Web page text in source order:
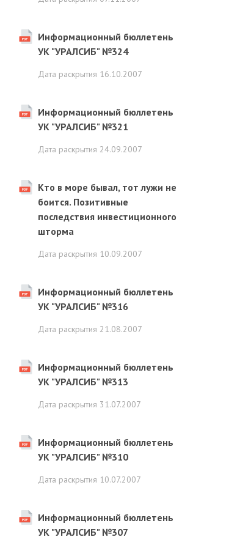
Информационный бюллетень
УК "УРАЛСИБ" №324
Дата раскрытия 16.10.2007
Информационный бюллетень
УК "УРАЛСИБ" №321
Дата раскрытия 24.09.2007
Кто в море бывал, тот лужи не
боится. Позитивные
последствия инвестиционного
шторма
Дата раскрытия 10.09.2007
Информационный бюллетень
УК "УРАЛСИБ" №316
Дата раскрытия 21.08.2007
Информационный бюллетень
УК "УРАЛСИБ" №313
Дата раскрытия 31.07.2007
Информационный бюллетень
УК "УРАЛСИБ" №310
Дата раскрытия 10.07.2007
Информационный бюллетень
УК "УРАЛСИБ" №307